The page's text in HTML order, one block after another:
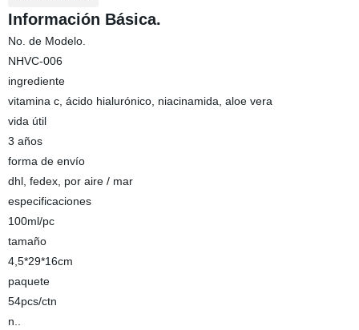
Información Básica.
No. de Modelo.
NHVC-006
ingrediente
vitamina c, ácido hialurónico, niacinamida, aloe vera
vida útil
3 años
forma de envío
dhl, fedex, por aire / mar
especificaciones
100ml/pc
tamaño
4,5*29*16cm
paquete
54pcs/ctn
n..